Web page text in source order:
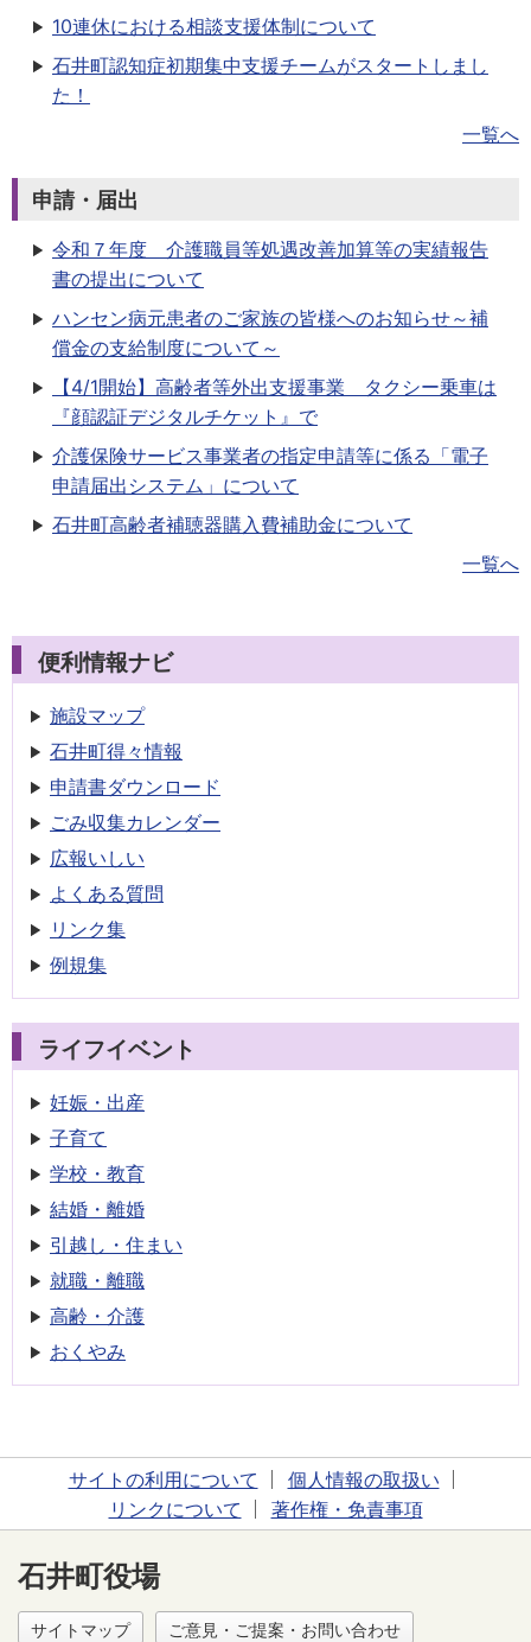
10連休における相談支援体制について
石井町認知症初期集中支援チームがスタートしまし
た！
一覧へ
申請・届出
令和７年度 介護職員等処遇改善加算等の実績報告
書の提出について
ハンセン病元患者のご家族の皆様へのお知らせ～補
償金の支給制度について～
【4/1開始】高齢者等外出支援事業 タクシー乗車は
『顔認証デジタルチケット』で
介護保険サービス事業者の指定申請等に係る「電子
申請届出システム」について
石井町高齢者補聴器購入費補助金について
一覧へ
便利情報ナビ
施設マップ
石井町得々情報
申請書ダウンロード
ごみ収集カレンダー
広報いしい
よくある質問
リンク集
例規集
ライフイベント
妊娠・出産
子育て
学校・教育
結婚・離婚
引越し・住まい
就職・離職
高齢・介護
おくやみ
サイトの利用について
個人情報の取扱い
リンクについて
著作権・免責事項
石井町役場
サイトマップ ご意見・ご提案・お問い合わせ